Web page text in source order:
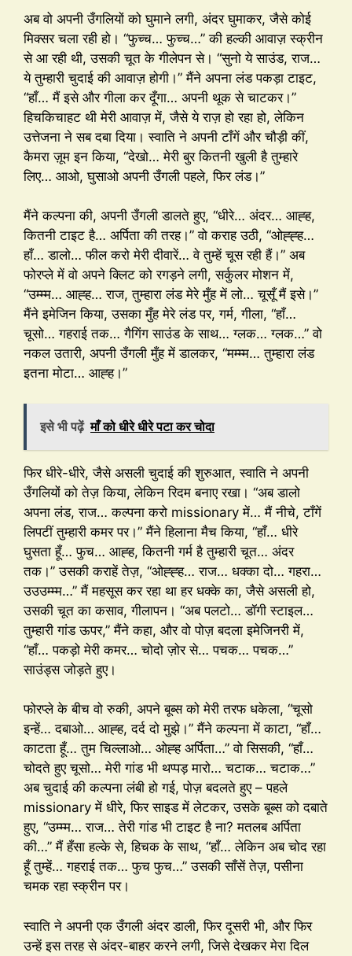
अब वो अपनी उँगलियों को घुमाने लगी, अंदर घुमाकर, जैसे कोई
मिक्सर चला रही हो। “फुच्च… फुच्च…” की हल्की आवाज़ स्क्रीन
से आ रही थी, उसकी चूत के गीलेपन से। “सुनो ये साउंड, राज…
ये तुम्हारी चुदाई की आवाज़ होगी।” मैंने अपना लंड पकड़ा टाइट,
“हाँ… मैं इसे और गीला कर दूँगा… अपनी थूक से चाटकर।”
हिचकिचाहट थी मेरी आवाज़ में, जैसे ये राज़ हो रहा हो, लेकिन
उत्तेजना ने सब दबा दिया। स्वाति ने अपनी टाँगें और चौड़ी कीं,
कैमरा ज़ूम इन किया, “देखो… मेरी बुर कितनी खुली है तुम्हारे
लिए… आओ, घुसाओ अपनी उँगली पहले, फिर लंड।”
मैंने कल्पना की, अपनी उँगली डालते हुए, “धीरे… अंदर… आह्ह,
कितनी टाइट है… अर्पिता की तरह।” वो कराह उठी, “ओह्ह्ह…
हाँ… डालो… फील करो मेरी दीवारें… वे तुम्हें चूस रही हैं।” अब
फोरप्ले में वो अपने क्लिट को रगड़ने लगी, सर्कुलर मोशन में,
“उम्म्म… आह्ह… राज, तुम्हारा लंड मेरे मुँह में लो… चूसूँ मैं इसे।”
मैंने इमेजिन किया, उसका मुँह मेरे लंड पर, गर्म, गीला, “हाँ…
चूसो… गहराई तक… गैगिंग साउंड के साथ… ग्लक… ग्लक…” वो
नकल उतारी, अपनी उँगली मुँह में डालकर, “मम्म्म… तुम्हारा लंड
इतना मोटा… आह्ह।”
इसे भी पढ़ें माँ को धीरे धीरे पटा कर चोदा
फिर धीरे-धीरे, जैसे असली चुदाई की शुरुआत, स्वाति ने अपनी
उँगलियों को तेज़ किया, लेकिन रिदम बनाए रखा। “अब डालो
अपना लंड, राज… कल्पना करो missionary में… मैं नीचे, टाँगें
लिपटीं तुम्हारी कमर पर।” मैंने हिलाना मैच किया, “हाँ… धीरे
घुसता हूँ… फुच… आह्ह, कितनी गर्म है तुम्हारी चूत… अंदर
तक।” उसकी कराहें तेज़, “ओह्ह्ह… राज… धक्का दो… गहरा…
उउउम्म्म…” मैं महसूस कर रहा था हर धक्के का, जैसे असली हो,
उसकी चूत का कसाव, गीलापन। “अब पलटो… डॉगी स्टाइल…
तुम्हारी गांड ऊपर,” मैंने कहा, और वो पोज़ बदला इमेजिनरी में,
“हाँ… पकड़ो मेरी कमर… चोदो ज़ोर से… पचक… पचक…”
साउंड्स जोड़ते हुए।
फोरप्ले के बीच वो रुकी, अपने बूब्स को मेरी तरफ धकेला, “चूसो
इन्हें… दबाओ… आह्ह, दर्द दो मुझे।” मैंने कल्पना में काटा, “हाँ…
काटता हूँ… तुम चिल्लाओ… ओह्ह अर्पिता…” वो सिसकी, “हाँ…
चोदते हुए चूसो… मेरी गांड भी थप्पड़ मारो… चटाक… चटाक…”
अब चुदाई की कल्पना लंबी हो गई, पोज़ बदलते हुए – पहले
missionary में धीरे, फिर साइड में लेटकर, उसके बूब्स को दबाते
हुए, “उम्म्म… राज… तेरी गांड भी टाइट है ना? मतलब अर्पिता
की…” मैं हँसा हल्के से, हिचक के साथ, “हाँ… लेकिन अब चोद रहा
हूँ तुम्हें… गहराई तक… फुच फुच…” उसकी साँसें तेज़, पसीना
चमक रहा स्क्रीन पर।
स्वाति ने अपनी एक उँगली अंदर डाली, फिर दूसरी भी, और फिर
उन्हें इस तरह से अंदर-बाहर करने लगी, जिसे देखकर मेरा दिल